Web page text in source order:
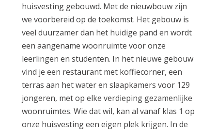
huisvesting gebouwd. Met de nieuwbouw zijn
we voorbereid op de toekomst. Het gebouw is
veel duurzamer dan het huidige pand en wordt
een aangename woonruimte voor onze
leerlingen en studenten. In het nieuwe gebouw
vind je een restaurant met koffiecorner, een
terras aan het water en slaapkamers voor 129
jongeren, met op elke verdieping gezamenlijke
woonruimtes. Wie dat wil, kan al vanaf klas 1 op
onze huisvesting een eigen plek krijgen. In de